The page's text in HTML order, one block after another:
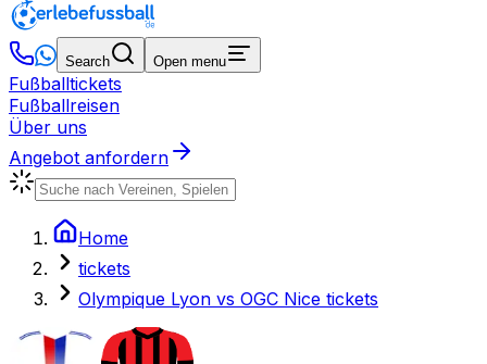
Search Open menu
Fußballtickets
Fußballreisen
Über uns
Angebot anfordern
Home
tickets
Olympique Lyon vs OGC Nice tickets